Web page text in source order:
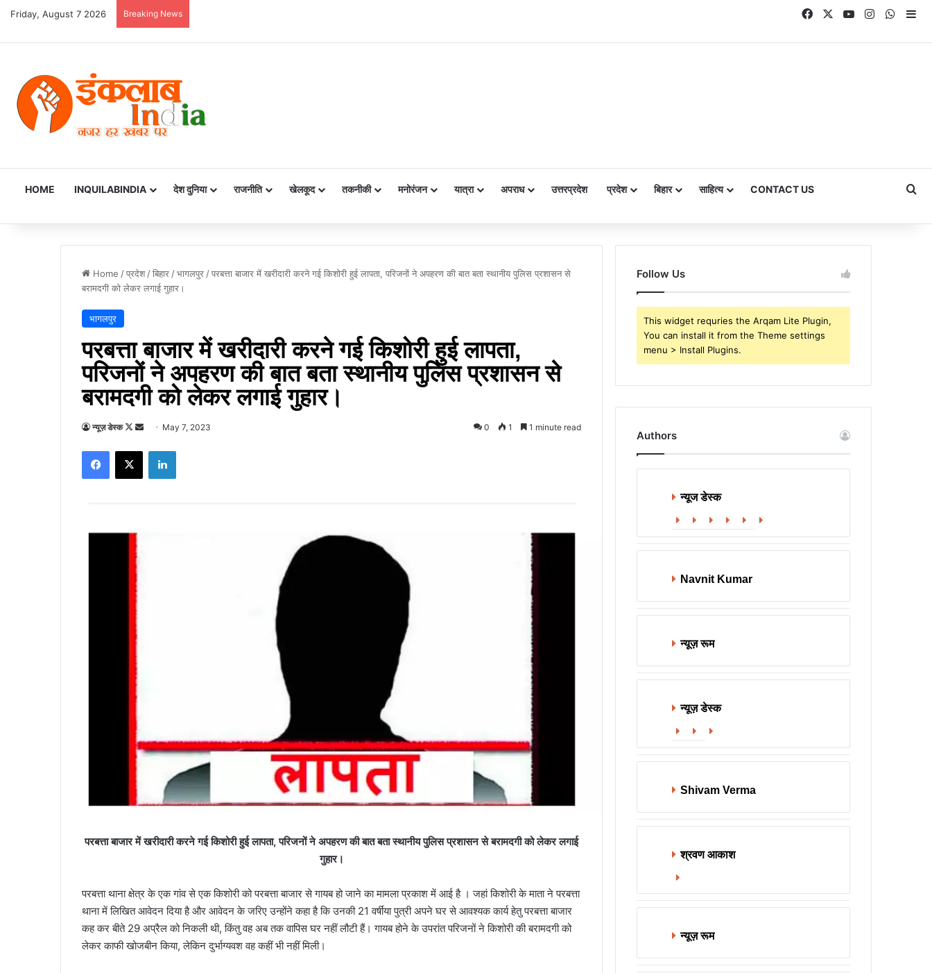
Friday, August 7 2026 Breaking News FacebookYouTubeInstagram
HOME INQUILABINDIA देश दुनिया राजनीति खेलकूद तकनीकी मनोरंजन यात्रा अपराध उत्तरप्रदेश प्रदेश बिहार साहित्य CONTACT US
Home /प्रदेश /बिहार /भागलपुर /परबत्ता बाजार में खरीदारी करने गई किशोरी हुई लापता, परिजनों ने अपहरण की बात बता स्थानीय पुलिस प्रशासन से
बरामदगी को लेकर लगाई गुहार।
भागलपुर
परबत्ता बाजार में खरीदारी करने गई किशोरी हुई लापता,
परिजनों ने अपहरण की बात बता स्थानीय पुलिस प्रशासन से
बरामदगी को लेकर लगाई गुहार।
न्यूज़ डेस्क
Follow
Send
email
May 7, 2023 0 1 1 minute read
Facebook
X LinkedIn
परबत्ता बाजार में खरीदारी करने गई किशोरी हुई लापता, परिजनों ने अपहरण की बात बता स्थानीय पुलिस प्रशासन से बरामदगी को लेकर लगाई
गुहार।
परबत्ता थाना क्षेत्र के एक गांव से एक किशोरी को परबत्ता बाजार से गायब हो जाने का मामला प्रकाश में आई है । जहां किशोरी के माता ने परबत्ता
थाना में लिखित आवेदन दिया है और आवेदन के जरिए उन्होंने कहा है कि उनकी 21 वर्षीया पुत्री अपने घर से आवश्यक कार्य हेतु परबत्ता बाजार
कह कर बीते 29 अप्रैल को निकली थी, किंतु वह अब तक वापिस घर नहीं लौटी हैं। गायब होने के उपरांत परिजनों ने किशोरी की बरामदगी को
लेकर काफी खोजबीन किया, लेकिन दुर्भाग्यवश वह कहीं भी नहीं मिली।
Follow Us
This widget requries the Arqam Lite Plugin,
You can install it from the Theme settings
menu > Install Plugins.
Authors
न्यूज डेस्क
Website
Facebook
X LinkedIn
YouTube
Instagram
Navnit Kumar
न्यूज़ रूम
न्यूज़ डेस्क
Website
Facebook
X
Shivam Verma
श्रवण आकाश
Website
न्यूज़ रूम